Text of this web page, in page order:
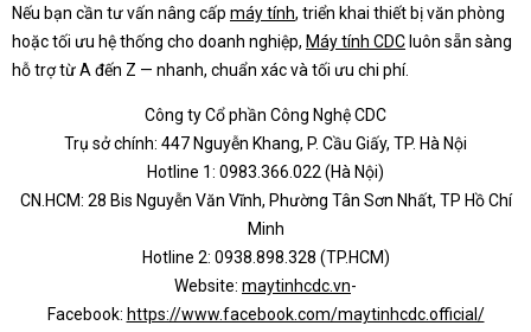
Nếu bạn cần tư vấn nâng cấp máy tính, triển khai thiết bị văn phòng
hoặc tối ưu hệ thống cho doanh nghiệp, Máy tính CDC luôn sẵn sàng
hỗ trợ từ A đến Z — nhanh, chuẩn xác và tối ưu chi phí.
Công ty Cổ phần Công Nghệ CDC
Trụ sở chính: 447 Nguyễn Khang, P. Cầu Giấy, TP. Hà Nội
Hotline 1: 0983.366.022 (Hà Nội)
CN.HCM: 28 Bis Nguyễn Văn Vĩnh, Phường Tân Sơn Nhất, TP Hồ Chí
Minh
Hotline 2: 0938.898.328 (TP.HCM)
Website: maytinhcdc.vn-
Facebook: https://www.facebook.com/maytinhcdc.official/